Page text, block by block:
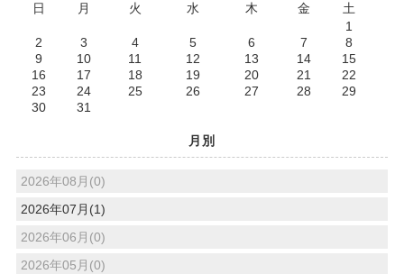
日
月 火 水 木 金
土
1
2
3 4 5 6 7
8
9
10 11 12 13 14
15
16
17 18 19 20 21
22
23
24 25 26 27 28
29
30
31
月別
2026年08月(0)
2026年07月(1)
2026年06月(0)
2026年05月(0)